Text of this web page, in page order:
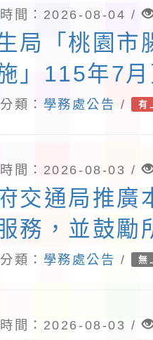
時間：2026-08-04 /
局「桃園市
」115年7
及修正對照
類： 學務處公告 / 有
時間：2026-08-03 /
交通局推廣
務，並鼓勵
及家長參與
類： 學務處公告 / 無
時間：2026-08-03 /